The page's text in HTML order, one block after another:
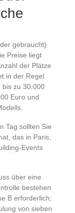
gebraucht)
Preise liegt
der Plätze
in der Regel
bis zu 30.000
Euro und
Tag sollten Sie
das in Paris,
Events
über eine
bestehen
B erforderlich;
von sieben